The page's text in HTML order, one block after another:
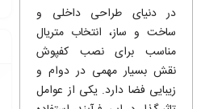
در دنیای طراحی داخلی و
ساخت ‌و ساز، انتخاب متریال
مناسب برای نصب کفپوش
نقش بسیار مهمی در دوام و
زیبایی فضا دارد. یکی از عوامل